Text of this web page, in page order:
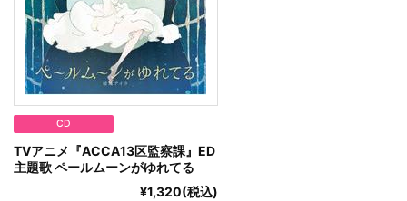
CD
TVアニメ『ACCA13区監察課』ED
主題歌 ペールムーンがゆれてる
¥1,320(税込)